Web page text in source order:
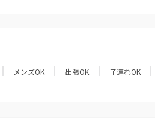
メンズOK 出張OK 子連れOK